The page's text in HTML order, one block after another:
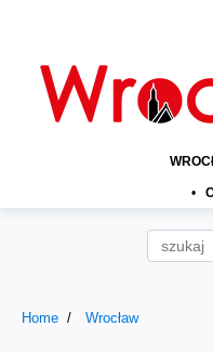
•
Home Wrocław